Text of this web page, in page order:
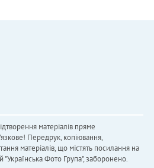
матеріалів пряме
Передрук, копіювання,
матеріалів, що містять посилання на
"Українська Фото Група", заборонено.